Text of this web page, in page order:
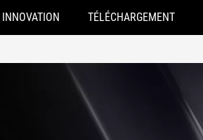
INNOVATION TÉLÉCHARGEMENT